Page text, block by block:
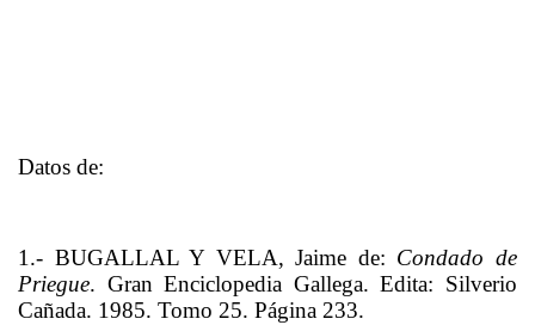
Datos de:
1.- BUGALLAL Y VELA, Jaime de: Condado de
Priegue. Gran Enciclopedia Gallega. Edita: Silverio
Cañada. 1985. Tomo 25. Página 233.